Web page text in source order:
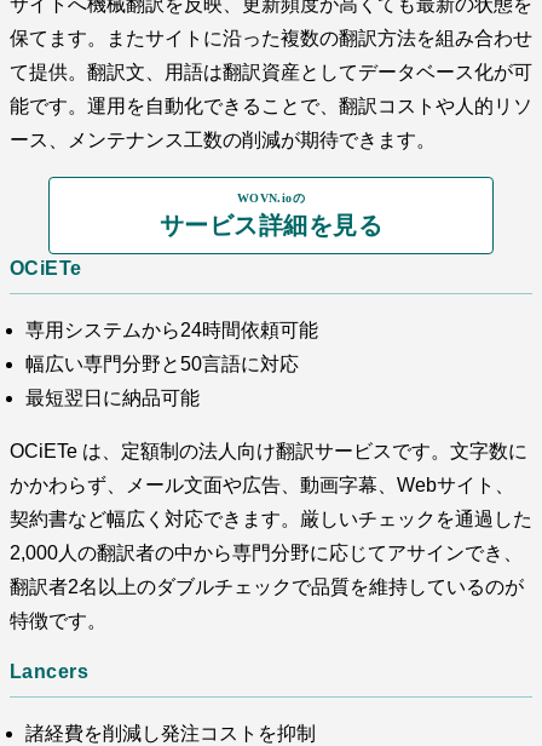
サイトへ機械翻訳を反映、更新頻度が高くても最新の状態を
保てます。またサイトに沿った複数の翻訳方法を組み合わせ
て提供。翻訳文、用語は翻訳資産としてデータベース化が可
能です。運用を自動化できることで、翻訳コストや人的リソ
ース、メンテナンス工数の削減が期待できます。
WOVN.ioの
サービス詳細を見る
OCiETe
専用システムから24時間依頼可能
幅広い専門分野と50言語に対応
最短翌日に納品可能
OCiETe は、定額制の法人向け翻訳サービスです。文字数に
かかわらず、メール文面や広告、動画字幕、Webサイト、
契約書など幅広く対応できます。厳しいチェックを通過した
2,000人の翻訳者の中から専門分野に応じてアサインでき、
翻訳者2名以上のダブルチェックで品質を維持しているのが
特徴です。
Lancers
諸経費を削減し発注コストを抑制